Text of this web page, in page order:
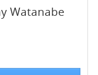
Watanabe